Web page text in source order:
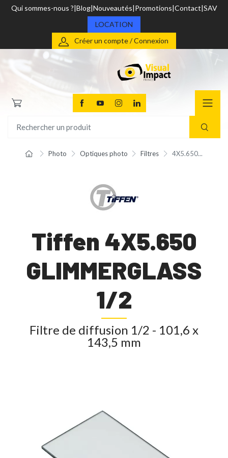
Qui sommes-nous ? Blog Nouveautés Promotions Contact SAV
LOCATION
Créer un compte / Connexion
Photo Optiques photo Filtres 4X5.650...
Tiffen 4X5.650
GLIMMERGLASS
1/2
Filtre de diffusion 1/2 - 101,6 x
143,5 mm